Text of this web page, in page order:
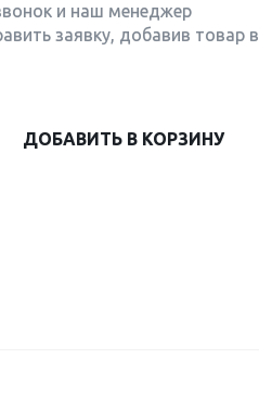
и наш менеджер
заявку, добавив товар в
ДОБАВИТЬ В КОРЗИНУ